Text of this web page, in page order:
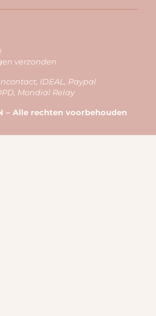
verzonden
IDEAL, Paypal
Mondial Relay
– Alle rechten voorbehouden